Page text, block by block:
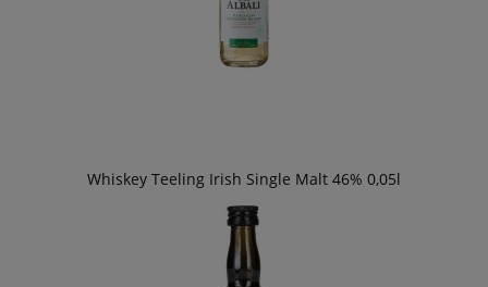
Whiskey Teeling Irish Single Malt 46% 0,05l